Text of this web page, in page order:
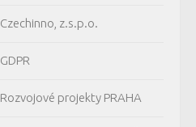
Czechinno, z.s.p.o.
GDPR
Rozvojové projekty PRAHA